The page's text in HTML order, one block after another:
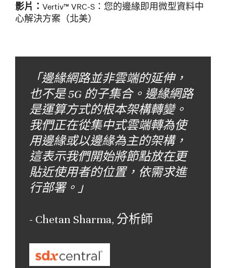
影片： Vertiv™ VRC-S：您的邊緣即用微型資料中
心解決方案（北美）
「邊緣網路並非雲端的延伸，
也不是 5G 的子集合。邊緣網路
是運算方式的根本架構轉變。
我們正在從集中式雲端轉為使
用邊緣或以邊緣為主的架構，
這表示我們開始將節點放在更
貼近使用者的位置，依需求進
行部署。」
- Chetan Sharma, 分析師